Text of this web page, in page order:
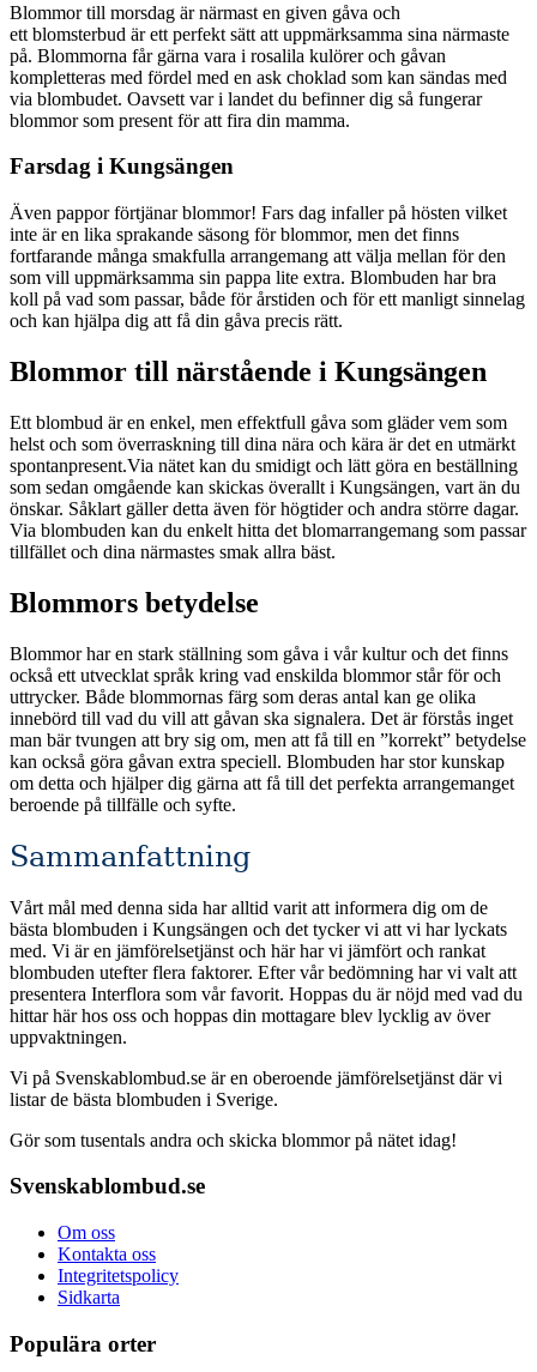
Blommor till morsdag är närmast en given gåva och
ett blomsterbud är ett perfekt sätt att uppmärksamma sina närmaste
på. Blommorna får gärna vara i rosalila kulörer och gåvan
kompletteras med fördel med en ask choklad som kan sändas med
via blombudet. Oavsett var i landet du befinner dig så fungerar
blommor som present för att fira din mamma.
Farsdag i Kungsängen
Även pappor förtjänar blommor! Fars dag infaller på hösten vilket
inte är en lika sprakande säsong för blommor, men det finns
fortfarande många smakfulla arrangemang att välja mellan för den
som vill uppmärksamma sin pappa lite extra. Blombuden har bra
koll på vad som passar, både för årstiden och för ett manligt sinnelag
och kan hjälpa dig att få din gåva precis rätt.
Blommor till närstående i Kungsängen
Ett blombud är en enkel, men effektfull gåva som gläder vem som
helst och som överraskning till dina nära och kära är det en utmärkt
spontanpresent.Via nätet kan du smidigt och lätt göra en beställning
som sedan omgående kan skickas överallt i Kungsängen, vart än du
önskar. Såklart gäller detta även för högtider och andra större dagar.
Via blombuden kan du enkelt hitta det blomarrangemang som passar
tillfället och dina närmastes smak allra bäst.
Blommors betydelse
Blommor har en stark ställning som gåva i vår kultur och det finns
också ett utvecklat språk kring vad enskilda blommor står för och
uttrycker. Både blommornas färg som deras antal kan ge olika
innebörd till vad du vill att gåvan ska signalera. Det är förstås inget
man bär tvungen att bry sig om, men att få till en ”korrekt” betydelse
kan också göra gåvan extra speciell. Blombuden har stor kunskap
om detta och hjälper dig gärna att få till det perfekta arrangemanget
beroende på tillfälle och syfte.
Sammanfattning
Vårt mål med denna sida har alltid varit att informera dig om de
bästa blombuden i Kungsängen och det tycker vi att vi har lyckats
med. Vi är en jämförelsetjänst och här har vi jämfört och rankat
blombuden utefter flera faktorer. Efter vår bedömning har vi valt att
presentera Interflora som vår favorit. Hoppas du är nöjd med vad du
hittar här hos oss och hoppas din mottagare blev lycklig av över
uppvaktningen.
Vi på Svenskablombud.se är en oberoende jämförelsetjänst där vi
listar de bästa blombuden i Sverige.
Gör som tusentals andra och skicka blommor på nätet idag!
Svenskablombud.se
Om oss
Kontakta oss
Integritetspolicy
Sidkarta
Populära orter